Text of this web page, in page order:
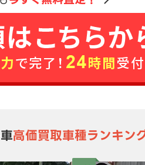
高価買取車種ランキン